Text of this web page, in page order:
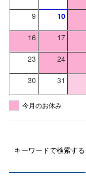
9 10
16 17
23 24
30 31
今月のお休み